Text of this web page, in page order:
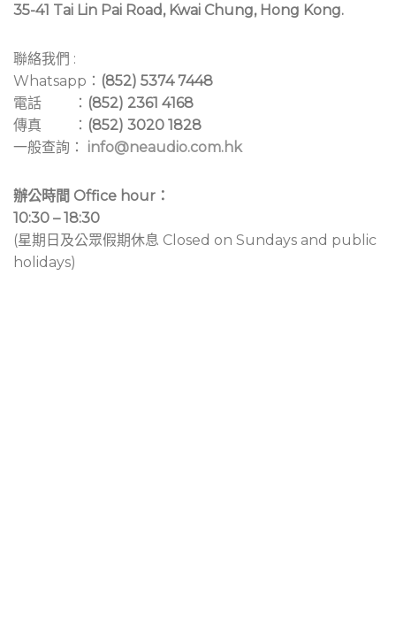
35-41 Tai Lin Pai Road, Kwai Chung, Hong Kong.
聯絡我們 :
Whatsapp： (852) 5374 7448
電話 ： (852) 2361 4168
傳真 ： (852) 3020 1828
一般查詢： info@neaudio.com.hk
辦公時間 Office hour：
10:30 – 18:30
(星期日及公眾假期休息 Closed on Sundays and public
holidays)